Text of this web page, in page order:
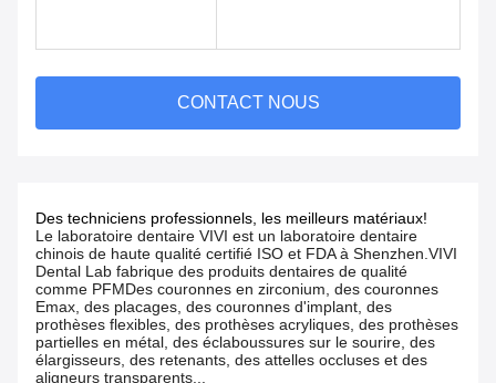
CONTACT NOUS
Des techniciens professionnels, les meilleurs matériaux!
Le laboratoire dentaire VIVI est un laboratoire dentaire
chinois de haute qualité certifié ISO et FDA à Shenzhen.VIVI
Dental Lab fabrique des produits dentaires de qualité
comme PFMDes couronnes en zirconium, des couronnes
Emax, des placages, des couronnes d'implant, des
prothèses flexibles, des prothèses acryliques, des prothèses
partielles en métal, des éclaboussures sur le sourire, des
élargisseurs, des retenants, des attelles occluses et des
aligneurs transparents...